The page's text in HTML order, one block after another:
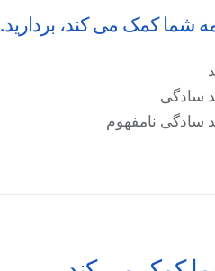
شما کمک می کند، بردارید.
سادگی
سادگی نامفهوم